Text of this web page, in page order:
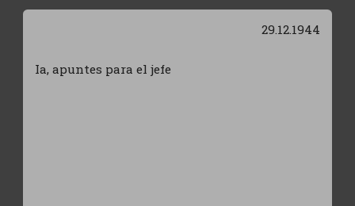
29.12.1944
Ia, apuntes para el jefe